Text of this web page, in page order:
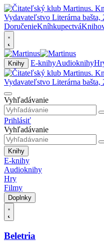
DoručenieKníhkupectvá
Knihy E-knihyAudioknihy
Vyhľadávanie
Prihlásiť
Vyhľadávanie
Knihy
E-knihy
Audioknihy
Hry
Filmy
Doplnky
Beletria